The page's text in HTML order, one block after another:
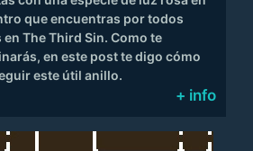
que encuentras por todos
en The Third Sin. Como te
en este post te digo cómo
este útil anillo.
+ info